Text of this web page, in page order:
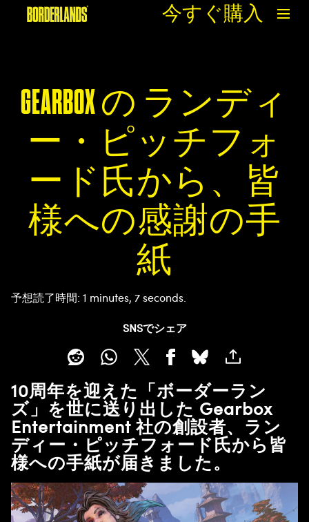
今すぐ購入
GEARBOX の ランディ
ー・ピッチフォ
ード氏から、皆
様への感謝の手
紙
予想読了時間 1 minutes, 7 seconds
SNSでシェア
10周年を迎えた「ボーダーラン
ズ」を世に送り出した Gearbox
Entertainment 社の創設者、ラン
ディー・ピッチフォード氏から皆
様への手紙が届きました。